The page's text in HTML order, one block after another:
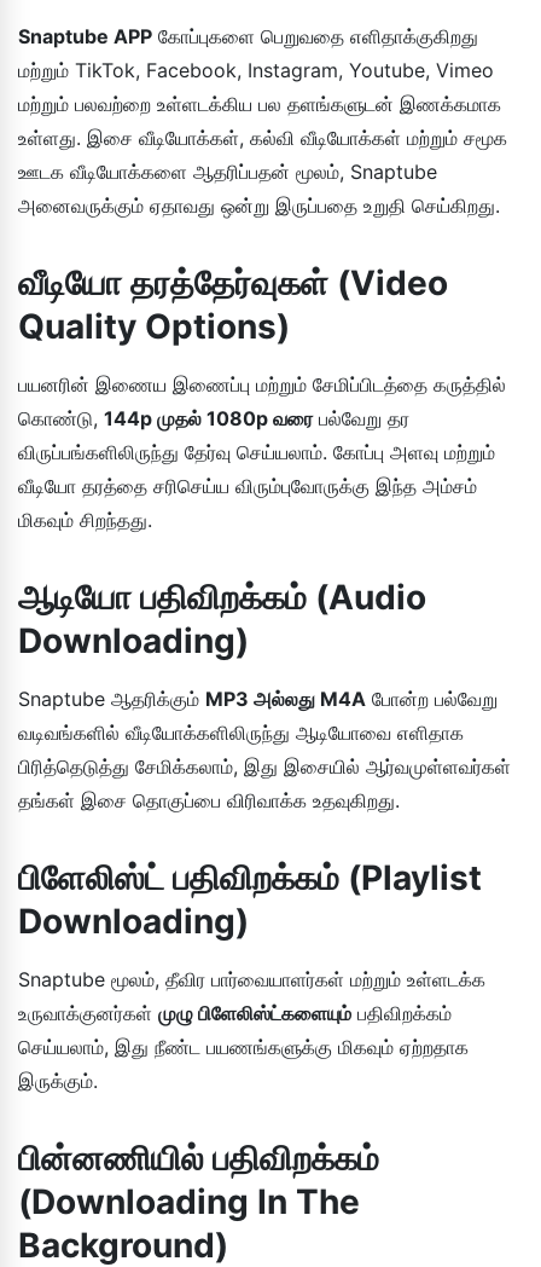
Snaptube APP கோப்புகளை பெறுவதை எளிதாக்குகிறது
மற்றும் TikTok, Facebook, Instagram, Youtube, Vimeo
மற்றும் பலவற்றை உள்ளடக்கிய பல தளங்களுடன் இணக்கமாக
உள்ளது. இசை வீடியோக்கள், கல்வி வீடியோக்கள் மற்றும் சமூக
ஊடக வீடியோக்களை ஆதரிப்பதன் மூலம், Snaptube
அனைவருக்கும் ஏதாவது ஒன்று இருப்பதை உறுதி செய்கிறது.
வீடியோ தரத்தேர்வுகள் (Video
Quality Options)
பயனரின் இணைய இணைப்பு மற்றும் சேமிப்பிடத்தை கருத்தில்
கொண்டு, 144p முதல் 1080p வரைபல்வேறு தர
விருப்பங்களிலிருந்து தேர்வு செய்யலாம். கோப்பு அளவு மற்றும்
வீடியோ தரத்தை சரிசெய்ய விரும்புவோருக்கு இந்த அம்சம்
மிகவும் சிறந்தது.
ஆடியோ பதிவிறக்கம் (Audio
Downloading)
Snaptube ஆதரிக்கும் MP3 அல்லது M4A போன்ற பல்வேறு
வடிவங்களில் வீடியோக்களிலிருந்து ஆடியோவை எளிதாக
பிரித்தெடுத்து சேமிக்கலாம், இது இசையில் ஆர்வமுள்ளவர்கள்
தங்கள் இசை தொகுப்பை விரிவாக்க உதவுகிறது.
பிளேலிஸ்ட் பதிவிறக்கம் (Playlist
Downloading)
Snaptube மூலம், தீவிர பார்வையாளர்கள் மற்றும் உள்ளடக்க
உருவாக்குனர்கள் முழு பிளேலிஸ்ட்களையும் பதிவிறக்கம்
செய்யலாம், இது நீண்ட பயணங்களுக்கு மிகவும் ஏற்றதாக
இருக்கும்.
பின்னணியில் பதிவிறக்கம்
(Downloading In The
Background)